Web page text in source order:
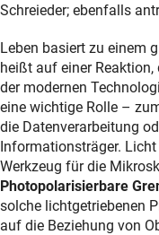
Schreieder; ebenfalls
Leben basiert zu einem
heißt auf einer
der modernen
eine wichtige Rolle –
die Datenverarbeitung
Informationsträger.
Werkzeug für die
Photopolarisierbare
solche lichtgetriebenen
auf die Beziehung von